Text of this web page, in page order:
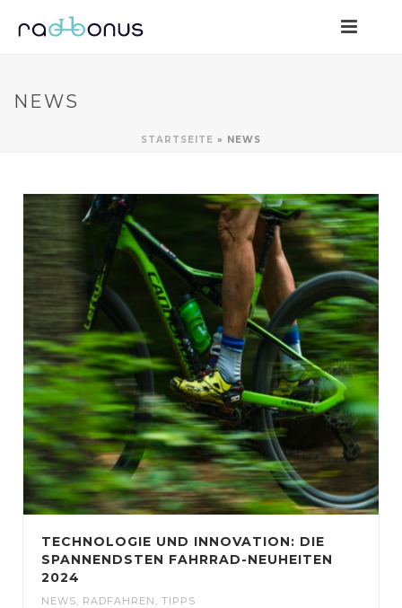
NEWS
STARTSEITE » NEWS
TECHNOLOGIE UND INNOVATION: DIE
SPANNENDSTEN FAHRRAD-NEUHEITEN
2024
NEWS RADFAHREN TIPPS